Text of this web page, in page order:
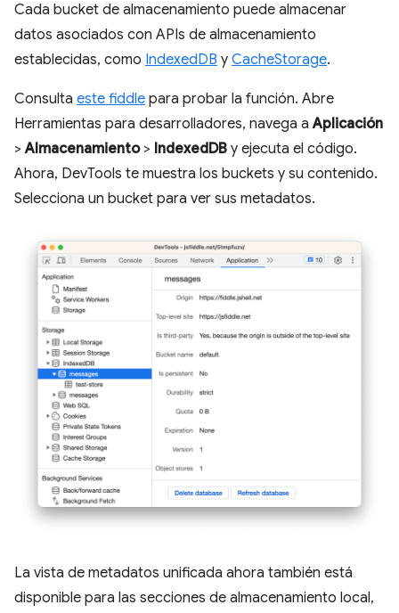
Cada bucket de almacenamiento puede almacenar
datos asociados con APIs de almacenamiento
establecidas, como IndexedDB y CacheStorage.
Consulta este fiddle para probar la función. Abre
Herramientas para desarrolladores, navega aAplicación
>Almacenamiento> IndexedDB y ejecuta el código.
Ahora, DevTools te muestra los buckets y su contenido.
Selecciona un bucket para ver sus metadatos.
La vista de metadatos unificada ahora también está
disponible para las secciones de almacenamiento local,